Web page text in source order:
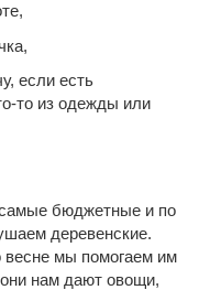
если есть
то из одежды или
бюджетные и по
деревенские.
весне мы помогаем им
нам дают овощи,